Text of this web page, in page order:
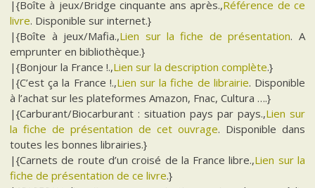
|{Boîte à jeux/Bridge cinquante ans après.,Référence de ce
livre. Disponible sur internet.}
|{Boîte à jeux/Mafia.,Lien sur la fiche de présentation. A
emprunter en bibliothèque.}
|{Bonjour la France !.,Lien sur la description complète.}
|{C’est ça la France !.,Lien sur la fiche de librairie. Disponible
à l’achat sur les plateformes Amazon, Fnac, Cultura ….}
|{Carburant/Biocarburant : situation pays par pays.,Lien sur
la fiche de présentation de cet ouvrage. Disponible dans
toutes les bonnes librairies.}
|{Carnets de route d’un croisé de la France libre.,Lien sur la
fiche de présentation de ce livre.}